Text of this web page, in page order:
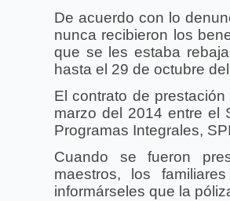
De acuerdo con lo
nunca recibieron los
que se les estaba
hasta el 29 de octubre
El contrato de
marzo del 2014 entre el
Programas Integrales,
Cuando se fueron
maestros, los
informárseles que la